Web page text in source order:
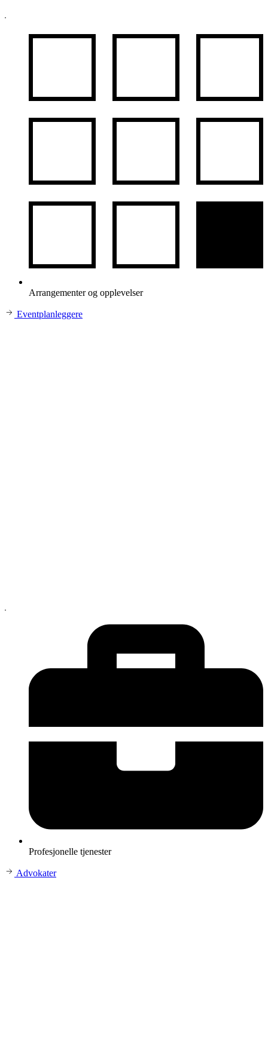
Arrangementer og opplevelser
Eventplanleggere
Profesjonelle tjenester
Advokater